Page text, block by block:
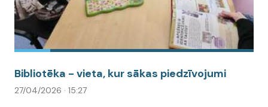
Bibliotēka - vieta, kur sākas piedzīvojumi
27/04/2026 · 15:27